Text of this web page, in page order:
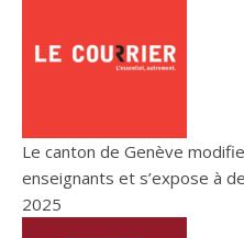
Le canton de Genève
enseignants et s’expose à
2025